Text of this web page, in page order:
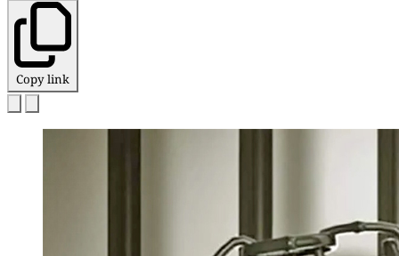
Copy link